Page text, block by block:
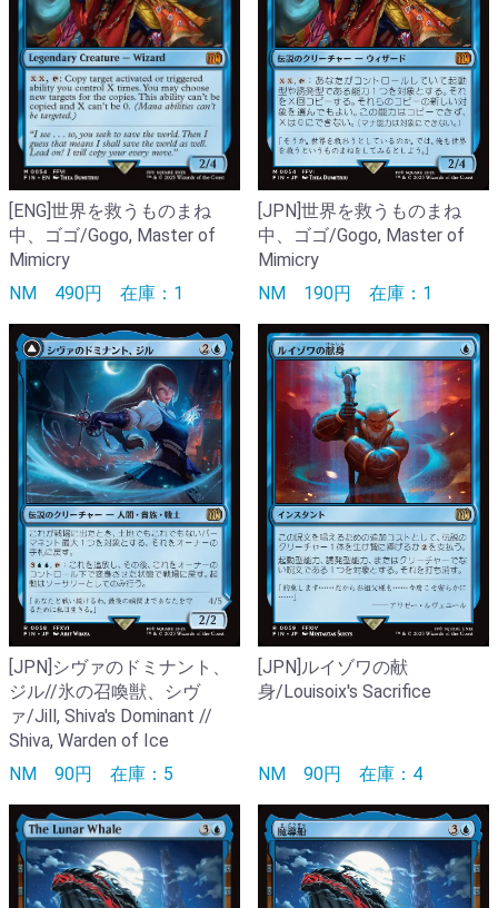
[ENG]世界を救うものまね
中、ゴゴ/Gogo, Master of
Mimicry
NM 490円 在庫：1
[JPN]世界を救うものまね
中、ゴゴ/Gogo, Master of
Mimicry
NM 190円 在庫：1
[JPN]シヴァのドミナント、
ジル//氷の召喚獣、シヴ
ァ/Jill, Shiva's Dominant //
Shiva, Warden of Ice
NM 90円 在庫：5
[JPN]ルイゾワの献
身/Louisoix's Sacrifice
NM 90円 在庫：4